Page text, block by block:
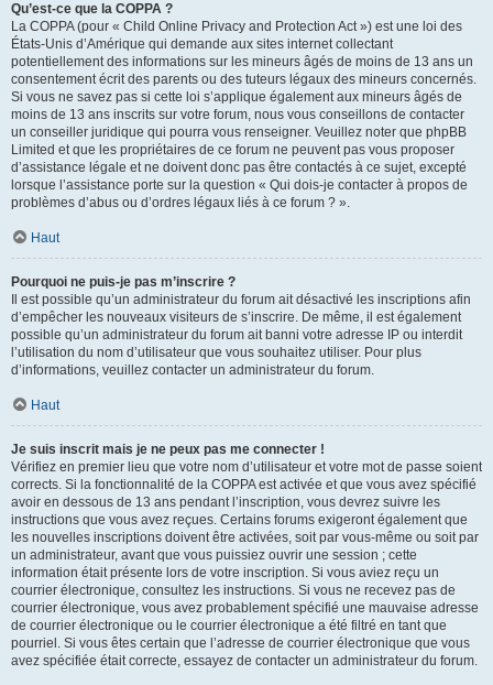
Qu’est-ce que la COPPA ?
La COPPA (pour « Child Online Privacy and Protection Act ») est une loi des
États-Unis d’Amérique qui demande aux sites internet collectant
potentiellement des informations sur les mineurs âgés de moins de 13 ans un
consentement écrit des parents ou des tuteurs légaux des mineurs concernés.
Si vous ne savez pas si cette loi s’applique également aux mineurs âgés de
moins de 13 ans inscrits sur votre forum, nous vous conseillons de contacter
un conseiller juridique qui pourra vous renseigner. Veuillez noter que phpBB
Limited et que les propriétaires de ce forum ne peuvent pas vous proposer
d’assistance légale et ne doivent donc pas être contactés à ce sujet, excepté
lorsque l’assistance porte sur la question « Qui dois-je contacter à propos de
problèmes d’abus ou d’ordres légaux liés à ce forum ? ».
Haut
Pourquoi ne puis-je pas m’inscrire ?
Il est possible qu’un administrateur du forum ait désactivé les inscriptions afin
d’empêcher les nouveaux visiteurs de s’inscrire. De même, il est également
possible qu’un administrateur du forum ait banni votre adresse IP ou interdit
l’utilisation du nom d’utilisateur que vous souhaitez utiliser. Pour plus
d’informations, veuillez contacter un administrateur du forum.
Haut
Je suis inscrit mais je ne peux pas me connecter !
Vérifiez en premier lieu que votre nom d’utilisateur et votre mot de passe soient
corrects. Si la fonctionnalité de la COPPA est activée et que vous avez spécifié
avoir en dessous de 13 ans pendant l’inscription, vous devrez suivre les
instructions que vous avez reçues. Certains forums exigeront également que
les nouvelles inscriptions doivent être activées, soit par vous-même ou soit par
un administrateur, avant que vous puissiez ouvrir une session ; cette
information était présente lors de votre inscription. Si vous aviez reçu un
courrier électronique, consultez les instructions. Si vous ne recevez pas de
courrier électronique, vous avez probablement spécifié une mauvaise adresse
de courrier électronique ou le courrier électronique a été filtré en tant que
pourriel. Si vous êtes certain que l’adresse de courrier électronique que vous
avez spécifiée était correcte, essayez de contacter un administrateur du forum.